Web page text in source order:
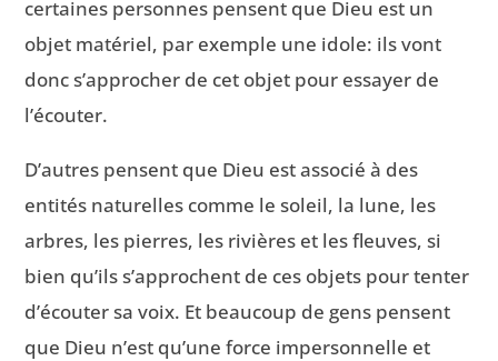
certaines personnes pensent que Dieu est un
objet matériel, par exemple une idole: ils vont
donc s’approcher de cet objet pour essayer de
l’écouter.
D’autres pensent que Dieu est associé à des
entités naturelles comme le soleil, la lune, les
arbres, les pierres, les rivières et les fleuves, si
bien qu’ils s’approchent de ces objets pour tenter
d’écouter sa voix. Et beaucoup de gens pensent
que Dieu n’est qu’une force impersonnelle et